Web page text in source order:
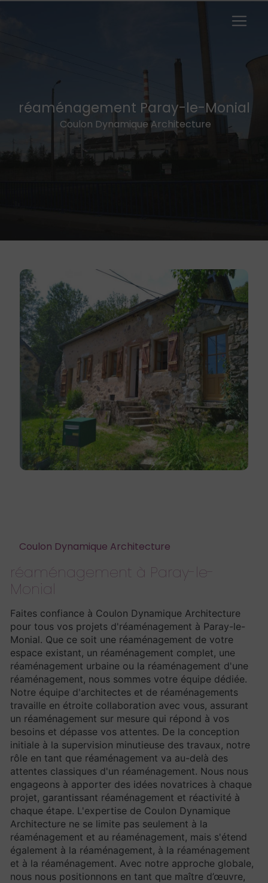
réaménagement Paray-le-Monial
Coulon Dynamique Architecture
Coulon Dynamique Architecture
réaménagement à Paray-le-
Monial
Faites confiance à Coulon Dynamique Architecture
pour tous vos projets d'réaménagement à Paray-le-
Monial. Que ce soit une réaménagement de votre
espace existant, un réaménagement complet, une
réaménagement urbaine ou la réaménagement d'une
réaménagement, nous sommes votre équipe dédiée.
Notre équipe d'architectes et de réaménagements
travaille en étroite collaboration avec vous, assurant
un réaménagement sur mesure qui répond à vos
besoins et dépasse vos attentes. De la conception
initiale à la supervision minutieuse des travaux, notre
rôle en tant que réaménagement va au-delà des
attentes classiques d'un réaménagement. Nous nous
engageons à apporter des idées novatrices à chaque
projet, garantissant réaménagement et réactivité à
chaque étape. L'expertise de Coulon Dynamique
Architecture ne se limite pas seulement à la
réaménagement et au réaménagement, mais s'étend
également à la réaménagement, à la réaménagement
et à la réaménagement. Avec notre approche globale,
nous nous positionnons en tant que maître d’œuvre,